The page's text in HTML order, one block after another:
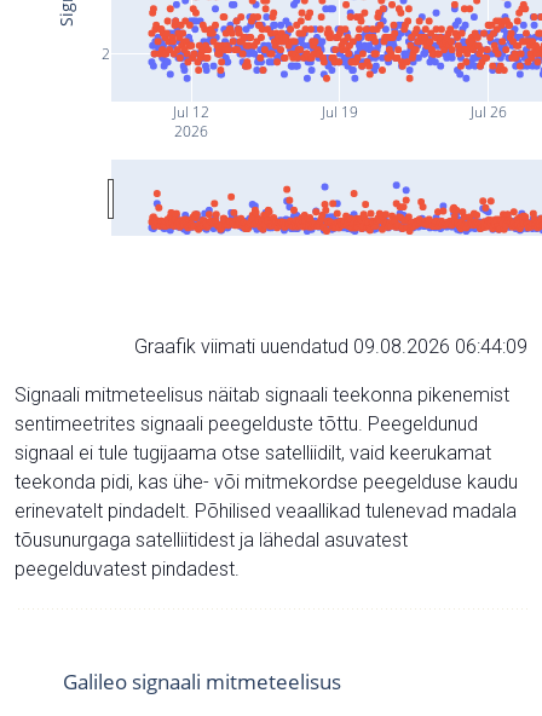
Jul 12
2026
Jul 19 Jul 26
2
Graafik viimati uuendatud 09.08.2026 06:44:09
Signaali mitmeteelisus näitab signaali teekonna pikenemist
sentimeetrites signaali peegelduste tõttu. Peegeldunud
signaal ei tule tugijaama otse satelliidilt, vaid keerukamat
teekonda pidi, kas ühe- või mitmekordse peegelduse kaudu
erinevatelt pindadelt. Põhilised veaallikad tulenevad madala
tõusunurgaga satelliitidest ja lähedal asuvatest
peegelduvatest pindadest.
Galileo signaali mitmeteelisus